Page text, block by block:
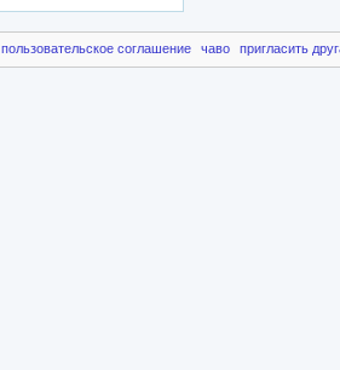
пользовательское соглашение чаво пригласить